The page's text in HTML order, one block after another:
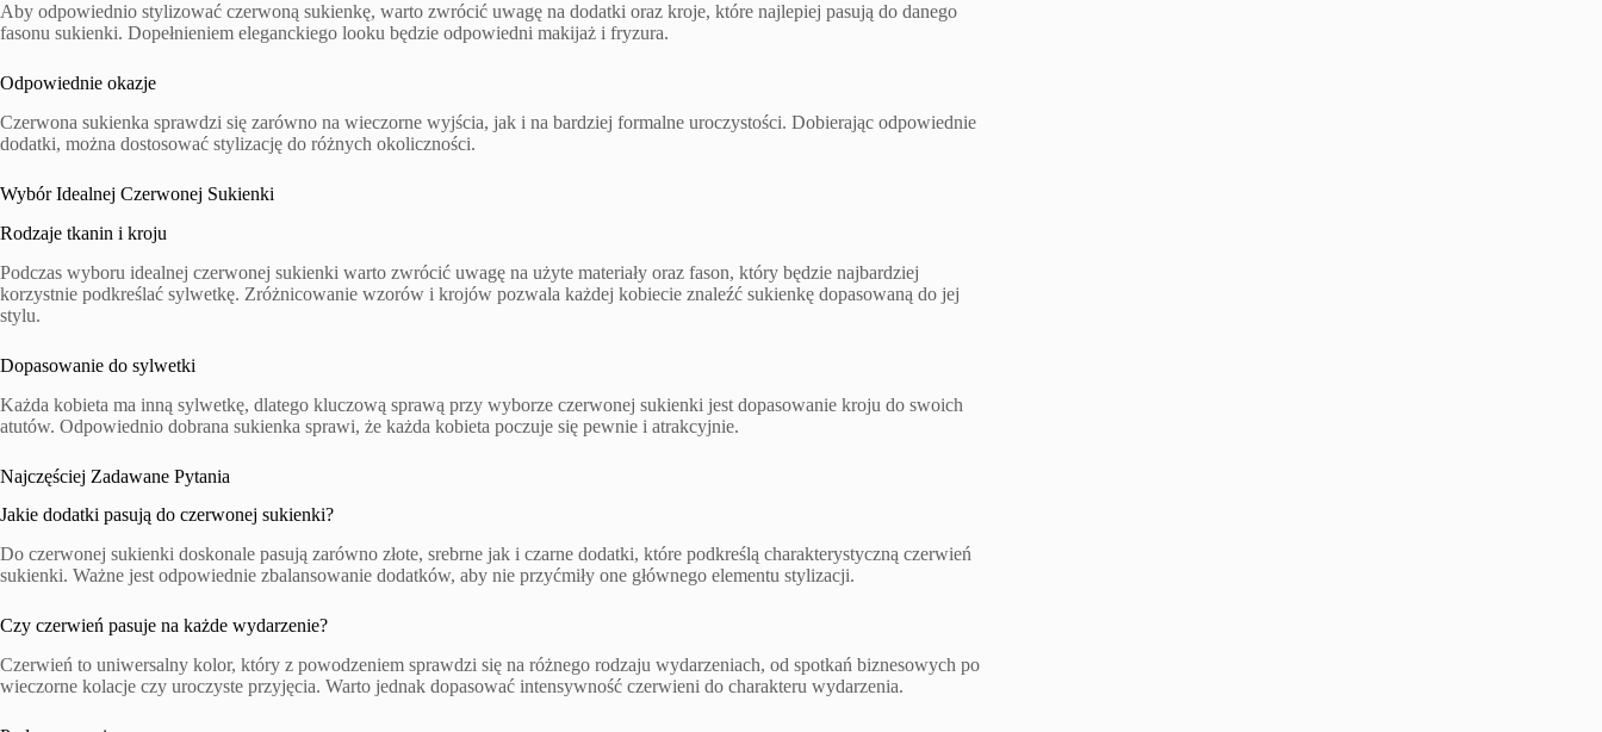
Aby odpowiednio stylizować czerwoną sukienkę, warto zwrócić uwagę na dodatki oraz kroje, które najlepiej pasują do danego
fasonu sukienki. Dopełnieniem eleganckiego looku będzie odpowiedni makijaż i fryzura.
Odpowiednie okazje
Czerwona sukienka sprawdzi się zarówno na wieczorne wyjścia, jak i na bardziej formalne uroczystości. Dobierając odpowiednie
dodatki, można dostosować stylizację do różnych okoliczności.
Wybór Idealnej Czerwonej Sukienki
Rodzaje tkanin i kroju
Podczas wyboru idealnej czerwonej sukienki warto zwrócić uwagę na użyte materiały oraz fason, który będzie najbardziej
korzystnie podkreślać sylwetkę. Zróżnicowanie wzorów i krojów pozwala każdej kobiecie znaleźć sukienkę dopasowaną do jej
stylu.
Dopasowanie do sylwetki
Każda kobieta ma inną sylwetkę, dlatego kluczową sprawą przy wyborze czerwonej sukienki jest dopasowanie kroju do swoich
atutów. Odpowiednio dobrana sukienka sprawi, że każda kobieta poczuje się pewnie i atrakcyjnie.
Najczęściej Zadawane Pytania
Jakie dodatki pasują do czerwonej sukienki?
Do czerwonej sukienki doskonale pasują zarówno złote, srebrne jak i czarne dodatki, które podkreślą charakterystyczną czerwień
sukienki. Ważne jest odpowiednie zbalansowanie dodatków, aby nie przyćmiły one głównego elementu stylizacji.
Czy czerwień pasuje na każde wydarzenie?
Czerwień to uniwersalny kolor, który z powodzeniem sprawdzi się na różnego rodzaju wydarzeniach, od spotkań biznesowych po
wieczorne kolacje czy uroczyste przyjęcia. Warto jednak dopasować intensywność czerwieni do charakteru wydarzenia.